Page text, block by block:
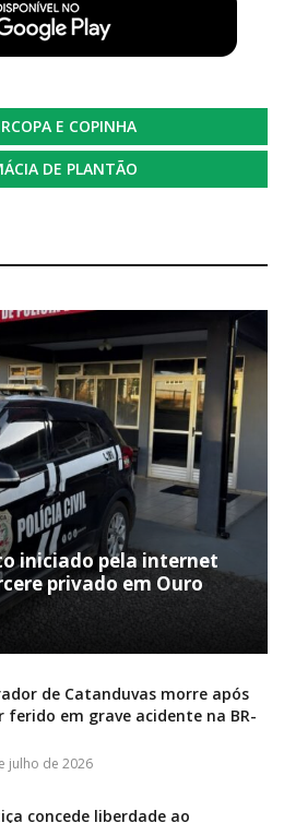
E COPINHA
DE PLANTÃO
iniciado pela internet
privado em Ouro
de Catanduvas morre após
ferido em grave acidente na BR-
julho de 2026
concede liberdade ao